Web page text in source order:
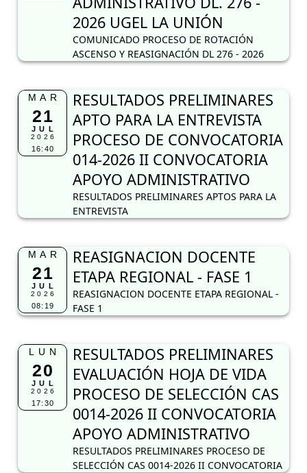
2026 UGEL LA UNIÓN
COMUNICADO PROCESO DE ROTACIÓN
ASCENSO Y REASIGNACIÓN DL 276 - 2026
MAR
21
JUL
2026
16:40
RESULTADOS PRELIMINARES
APTO PARA LA ENTREVISTA
PROCESO DE CONVOCATORIA
014-2026 II CONVOCATORIA
APOYO ADMINISTRATIVO
RESULTADOS PRELIMINARES APTOS PARA LA
ENTREVISTA
MAR
21
JUL
2026
08:19
REASIGNACION DOCENTE
ETAPA REGIONAL - FASE 1
REASIGNACION DOCENTE ETAPA REGIONAL -
FASE 1
LUN
20
JUL
2026
17:30
RESULTADOS PRELIMINARES
EVALUACIÓN HOJA DE VIDA
PROCESO DE SELECCIÓN CAS
0014-2026 II CONVOCATORIA
APOYO ADMINISTRATIVO
RESULTADOS PRELIMINARES PROCESO DE
SELECCIÓN CAS 0014-2026 II CONVOCATORIA